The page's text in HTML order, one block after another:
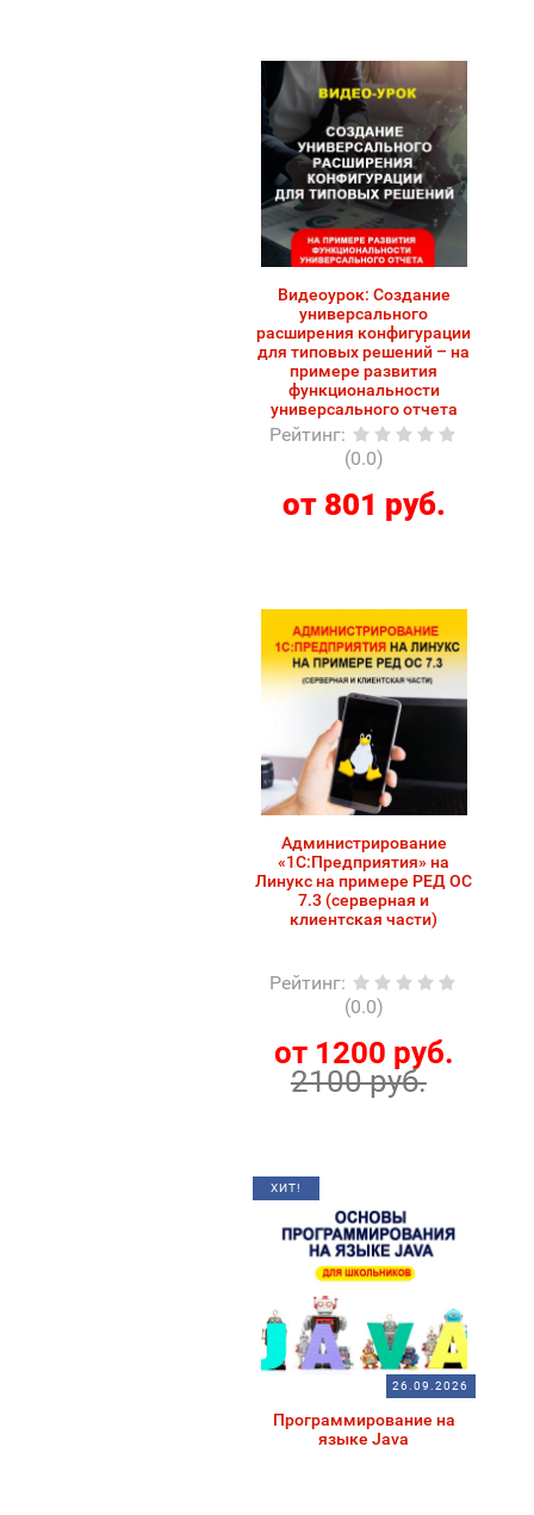
Видеоурок: Создание
универсального
расширения конфигурации
для типовых решений – на
примере развития
функциональности
универсального отчета
Рейтинг:
(0.0)
от 801 руб.
Администрирование
«1С:Предприятия» на
Линукс на примере РЕД ОС
7.3 (серверная и
клиентская части)
Рейтинг:
(0.0)
от 1200 руб.
2100 руб.
ХИТ!
26.09.2026
Программирование на
языке Java